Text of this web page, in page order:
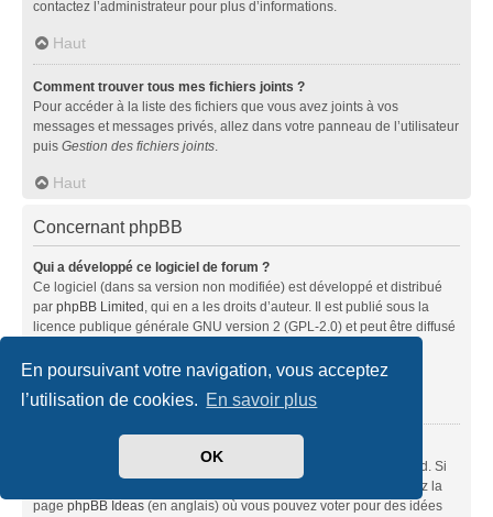
En poursuivant votre navigation, vous acceptez
l’utilisation de cookies. En savoir plus
OK
contactez l’administrateur pour plus d’informations.
Haut
Comment trouver tous mes fichiers joints ?
Pour accéder à la liste des fichiers que vous avez joints à vos
messages et messages privés, allez dans votre panneau de l’utilisateur
puis Gestion des fichiers joints.
Haut
Concernant phpBB
Qui a développé ce logiciel de forum ?
Ce logiciel (dans sa version non modifiée) est développé et distribué
par phpBB Limited, qui en a les droits d’auteur. Il est publié sous la
licence publique générale GNU version 2 (GPL-2.0) et peut être diffusé
À propos de phpBB» (en anglais).
Haut
Ce logiciel a été développé et mis sous licence par phpBB Limited. Si
vous pensez qu’une fonctionnalité nécessite d’être ajoutée, visitez la
page phpBB Ideas (en anglais) où vous pouvez voter pour des idées